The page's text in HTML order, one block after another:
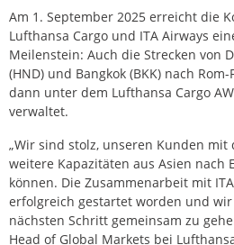
Am 1. September 2025 erreicht die
Lufthansa Cargo und ITA Airways
Meilenstein: Auch die Strecken von
(HND) und Bangkok (BKK) nach
dann unter dem Lufthansa Cargo
verwaltet.
„Wir sind stolz, unseren Kunden mit
weitere Kapazitäten aus Asien nach
können. Die Zusammenarbeit mit
erfolgreich gestartet worden und
nächsten Schritt gemeinsam zu
Head of Global Markets bei